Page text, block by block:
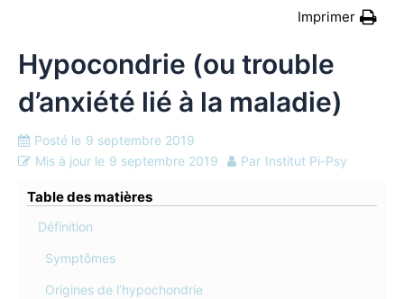
Imprimer
Hypocondrie (ou trouble
d’anxiété lié à la maladie)
Posté le 9 septembre 2019
Mis à jour le 9 septembre 2019 Par Institut Pi-Psy
Table des matières
Définition
Symptômes
Origines de l’hypochondrie